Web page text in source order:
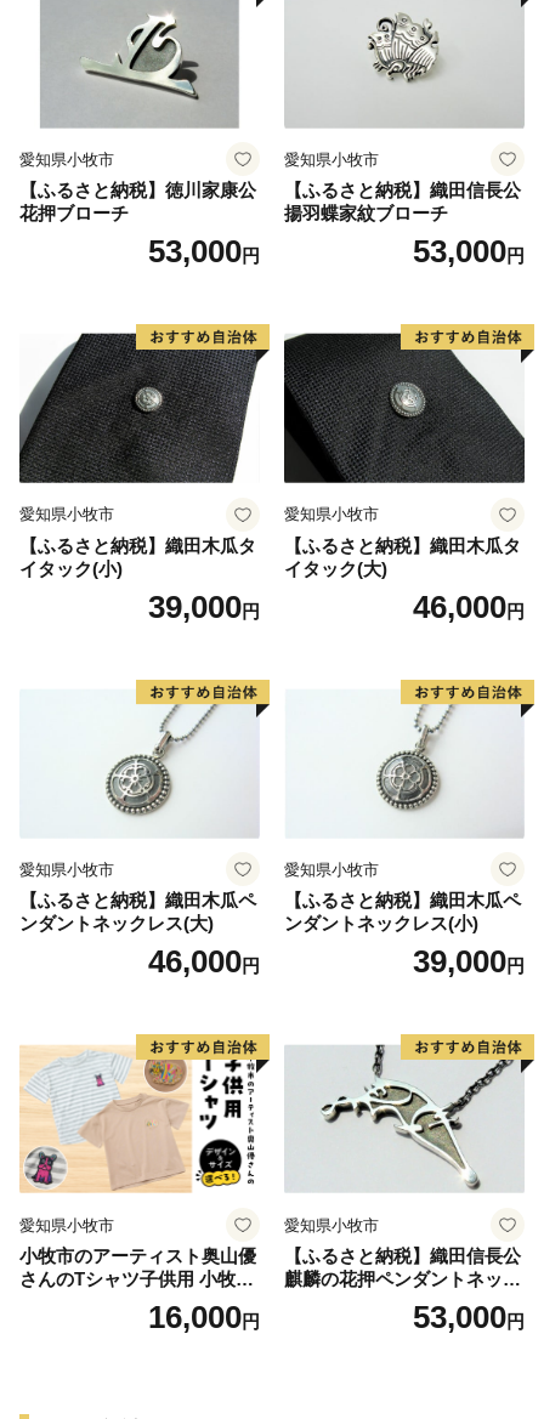
愛知県小牧市
【ふるさと納税】徳川家康公
花押ブローチ
53,000円
愛知県小牧市
【ふるさと納税】織田信長公
揚羽蝶家紋ブローチ
53,000円
愛知県小牧市
【ふるさと納税】織田木瓜タ
イタック(小)
39,000円
愛知県小牧市
【ふるさと納税】織田木瓜タ
イタック(大)
46,000円
愛知県小牧市
【ふるさと納税】織田木瓜ペ
ンダントネックレス(大)
46,000円
愛知県小牧市
【ふるさと納税】織田木瓜ペ
ンダントネックレス(小)
39,000円
愛知県小牧市
小牧市のアーティスト奥山優
さんのTシャツ子供用 小牧市
16,000円
愛知県小牧市
【ふるさと納税】織田信長公
麒麟の花押ペンダントネック
53,000円